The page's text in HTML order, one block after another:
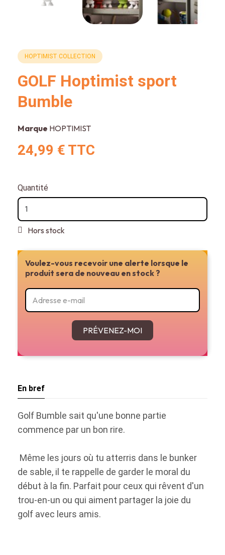
HOPTIMIST COLLECTION
GOLF Hoptimist sport
Bumble
Marque HOPTIMIST
24,99 € TTC
Quantité
Hors stock
Ajouter au panier ou réserver en magasin
Voulez-vous recevoir une alerte lorsque le
produit sera de nouveau en stock ?
PRÉVENEZ-MOI
En bref
Golf Bumble sait qu'une bonne partie
commence par un bon rire.
Même les jours où tu atterris dans le bunker
de sable, il te rappelle de garder le moral du
début à la fin. Parfait pour ceux qui rêvent d'un
trou-en-un ou qui aiment partager la joie du
golf avec leurs amis.